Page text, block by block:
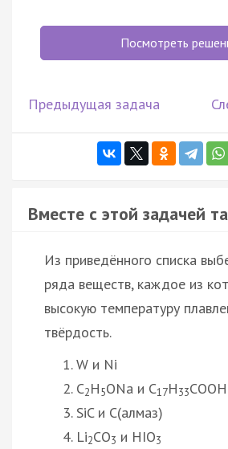
Посмотреть
Предыдущая задача
Вместе с этой задачей
Из приведённого списка
ряда веществ, каждое из
высокую температуру
твёрдость.
W и Ni
С2H5ONa и C17Н33COOH
SiC и C(алмаз)
Li2CО3 и HIO3